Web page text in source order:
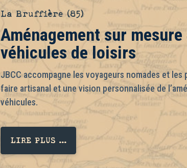
La Bruffière (85)
Aménagement sur
véhicules de loisirs
JBCC accompagne les voyageurs nomades et
faire artisanal et une vision personnalisée de
véhicules.
LIRE PLUS ...